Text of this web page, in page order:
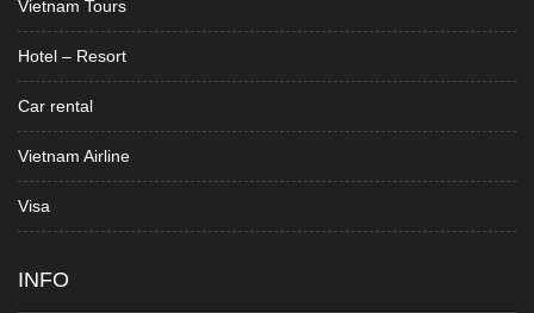
Vietnam Tours
Hotel – Resort
Car rental
Vietnam Airline
Visa
INFO